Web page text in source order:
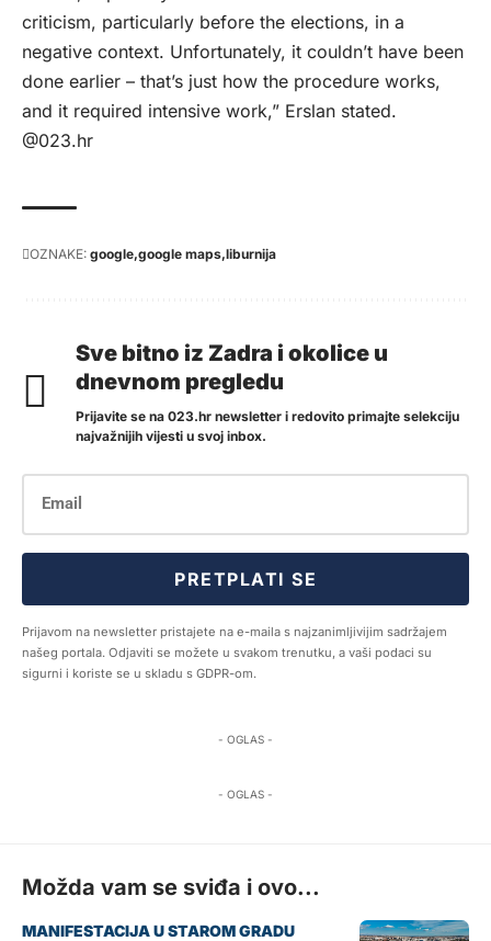
criticism, particularly before the elections, in a
negative context. Unfortunately, it couldn’t have been
done earlier – that’s just how the procedure works,
and it required intensive work,” Erslan stated.
@023.hr
OZNAKE: google google maps liburnija
Sve bitno iz Zadra i okolice u
dnevnom pregledu
Prijavite se na 023.hr newsletter i redovito primajte selekciju
najvažnijih vijesti u svoj inbox.
PRETPLATI SE
Prijavom na newsletter pristajete na e-maila s najzanimljivijim sadržajem
našeg portala. Odjaviti se možete u svakom trenutku, a vaši podaci su
sigurni i koriste se u skladu s GDPR-om.
- OGLAS -
- OGLAS -
Možda vam se sviđa i ovo...